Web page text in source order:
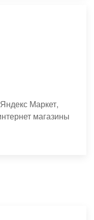
Маркет,
магазины